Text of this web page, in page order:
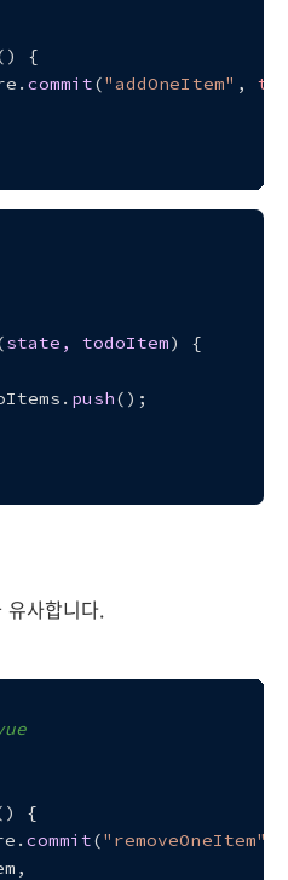
) {
.commit("addOneItem" ,
state, todoItem) {
. push();
유사합니다.
) {
. commit("removeOneItem"